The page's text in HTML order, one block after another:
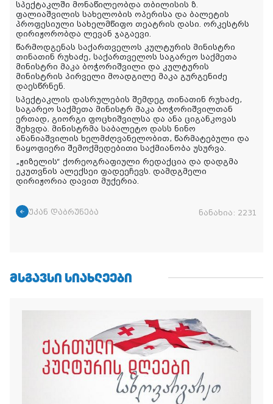
სპექტაკლში მონაწილეობდა თბილისის ზ.
ფალიაშვილის სახელობის ოპერისა და ბალეტის
პროფესიული სახელმწიფო თეატრის დასი. ორკესტრს
დირიჟორობდა ლევან ჯაგაევი.
წარმოდგენას საქართველოს კულტურის მინისტრი
თინათინ რუხაძე, საქართველოს საგარეო საქმეთა
მინისტრი მაკა ბოჭორიშვილი და კულტურის
მინისტრის პირველი მოადგილე მაკა გურგენიძე
დაესწრნენ.
სპექტაკლის დასრულების შემდეგ თინათინ რუხაძე,
საგარეო საქმეთა მინისტრ მაკა ბოჭორიშვილთან
ერთად, გიორგი ფოცხიშვილსა და ანა ციგანკოვას
შეხვდა. მინისტრმა საბალეტო დასს ნინო
ანანიაშვილის ხელმძღვანელობით, წარმატებული და
ნაყოფიერი შემოქმედებითი საქმიანობა უსურვა.
„ჟიზელის“ ქორეოგრაფიული რედაქცია და დადგმა
ეკუთვნის ალექსეი ფადეეჩევს. დამდგმელი
დირიჟორია დავით მუქერია.
უკან დაბრუნება ნანახია: 2231
ᲛᲡᲒᲐᲕᲡᲘ ᲡᲘᲐᲮᲚᲔᲔᲑᲘ